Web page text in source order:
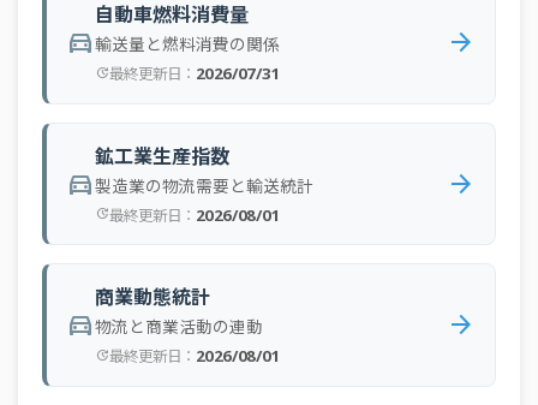
directions_car
自動車燃料消費量
輸送量と燃料消費の関係
update最終更新日： 2026/07/31
arrow_forward
directions_car
鉱工業生産指数
製造業の物流需要と輸送統計
update最終更新日： 2026/08/01
arrow_forward
directions_car
商業動態統計
物流と商業活動の連動
update最終更新日： 2026/08/01
arrow_forward